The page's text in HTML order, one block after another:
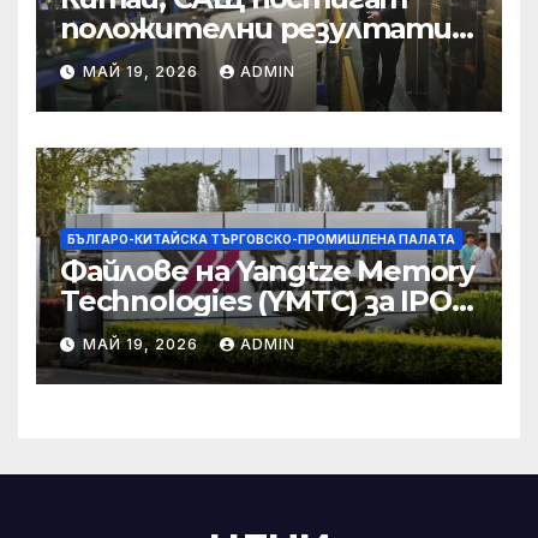
положителни резултати в
икономическите и
търговски консултации:
министерство
МАЙ 19, 2026 ADMIN
БЪЛГАРО-КИТАЙСКА ТЪРГОВСКО-ПРОМИШЛЕНА ПАЛAТА
Файлове на Yangtze Memory
Technologies (YMTC) за IPO
на STAR Market
МАЙ 19, 2026 ADMIN